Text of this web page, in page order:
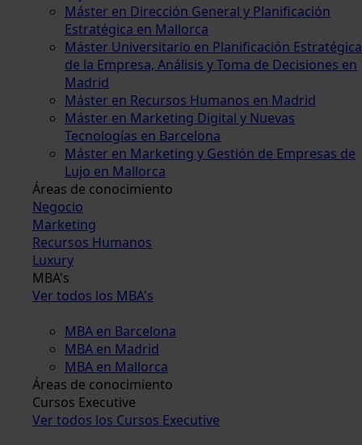
Máster en Dirección General y Planificación
Estratégica en Mallorca
Máster Universitario en Planificación Estratégica
de la Empresa, Análisis y Toma de Decisiones en
Madrid
Máster en Recursos Humanos en Madrid
Máster en Marketing Digital y Nuevas
Tecnologías en Barcelona
Máster en Marketing y Gestión de Empresas de
Lujo en Mallorca
Áreas de conocimiento
Negocio
Marketing
Recursos Humanos
Luxury
MBA's
Ver todos los MBA's
MBA en Barcelona
MBA en Madrid
MBA en Mallorca
Áreas de conocimiento
Cursos Executive
Ver todos los Cursos Executive